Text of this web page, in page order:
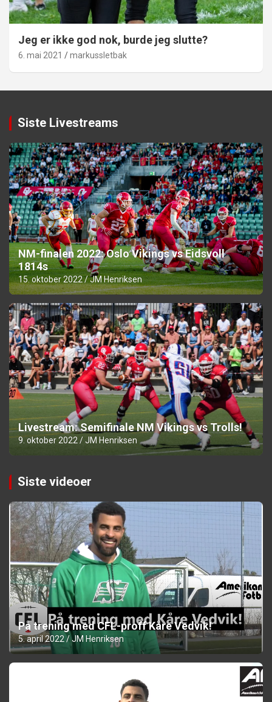
Jeg er ikke god nok, burde jeg slutte?
6. mai 2021 markussletbak
Siste Livestreams
NM-finalen 2022: Oslo Vikings vs Eidsvoll
1814s
15. oktober 2022 JM Henriksen
Livestream: Semifinale NM Vikings vs Trolls!
9. oktober 2022 JM Henriksen
Siste videoer
På trening med CFL-proff Kåre Vedvik!
5. april 2022 JM Henriksen